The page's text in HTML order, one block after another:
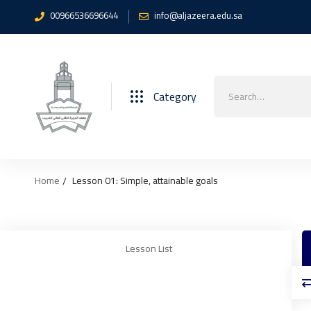
00966536696644 info@aljazeera.edu.sa
Category
for:
Home Lesson 01: Simple, attainable goals
Lesson List